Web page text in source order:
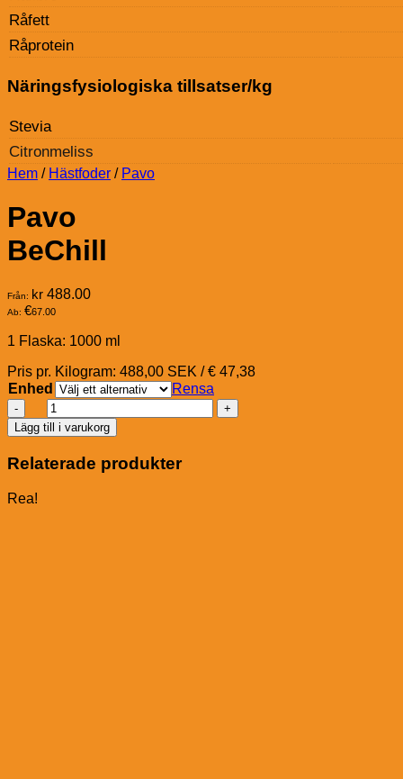
Råfett
Råprotein
Näringsfysiologiska tillsatser/kg
Stevia
Citronmeliss
Hem / Hästfoder / Pavo
Pavo
BeChill
Från: kr 488.00
Ab: €67.00
1 Flaska: 1000 ml
Pris pr. Kilogram: 488,00 SEK / € 47,38
Enhed
Rensa
Pavo
BeChill
mängd
Lägg till i varukorg
Relaterade produkter
Rea!